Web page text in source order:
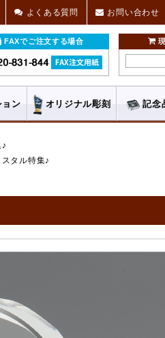
よくある質問 お問い合わせ
FAXでご注文する場合
ョン オリジナル彫刻 記念
タル特集♪